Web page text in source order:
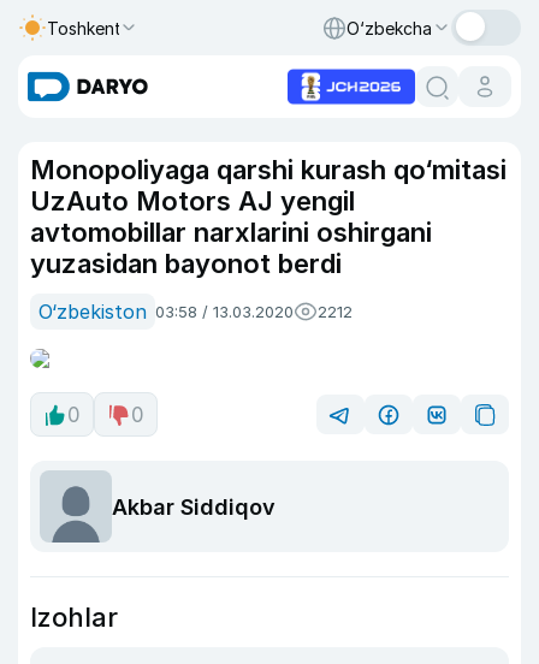
Toshkent O‘zbekcha
Monopoliyaga qarshi kurash qo‘mitasi
UzAuto Motors AJ yengil
avtomobillar narxlarini oshirgani
yuzasidan bayonot berdi
O‘zbekiston 03:58 / 13.03.2020 2212
0 0
Akbar Siddiqov
Izohlar